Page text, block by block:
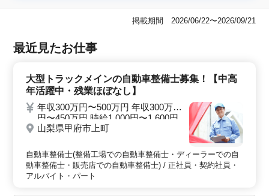
掲載期間 2026/06/22〜2026/09/21
最近見たお仕事
大型トラックメインの自動車整備士募集！【中高
年活躍中・残業ほぼなし】
年収300万円〜500万円 年収300万
円〜450万円 時給1,000円〜1,600円
山梨県甲府市上町
自動車整備士(整備工場での自動車整備士・ディーラーでの自
動車整備士・販売店での自動車整備士) / 正社員・契約社員・
アルバイト・パート